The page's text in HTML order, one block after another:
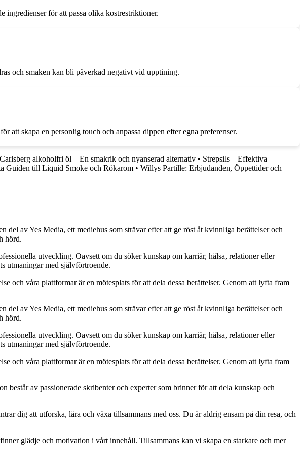
ingredienser för att passa olika kostrestriktioner.
och smaken kan bli påverkad negativt vid upptining.
att skapa en personlig touch och anpassa dippen efter egna preferenser.
Carlsberg alkoholfri öl – En smakrik och nyanserad alternativ • Strepsils – Effektiva
Guiden till Liquid Smoke och Rökarom • Willys Partille: Erbjudanden, Öppettider och
av Yes Media, ett mediehus som strävar efter att ge röst åt kvinnliga berättelser och
hörd.
utveckling. Oavsett om du söker kunskap om karriär, hälsa, relationer eller
utmaningar med självförtroende.
våra plattformar är en mötesplats för att dela dessa berättelser. Genom att lyfta fram
av Yes Media, ett mediehus som strävar efter att ge röst åt kvinnliga berättelser och
hörd.
utveckling. Oavsett om du söker kunskap om karriär, hälsa, relationer eller
utmaningar med självförtroende.
våra plattformar är en mötesplats för att dela dessa berättelser. Genom att lyfta fram
av passionerade skribenter och experter som brinner för att dela kunskap och
dig att utforska, lära och växa tillsammans med oss. Du är aldrig ensam på din resa, och
glädje och motivation i vårt innehåll. Tillsammans kan vi skapa en starkare och mer